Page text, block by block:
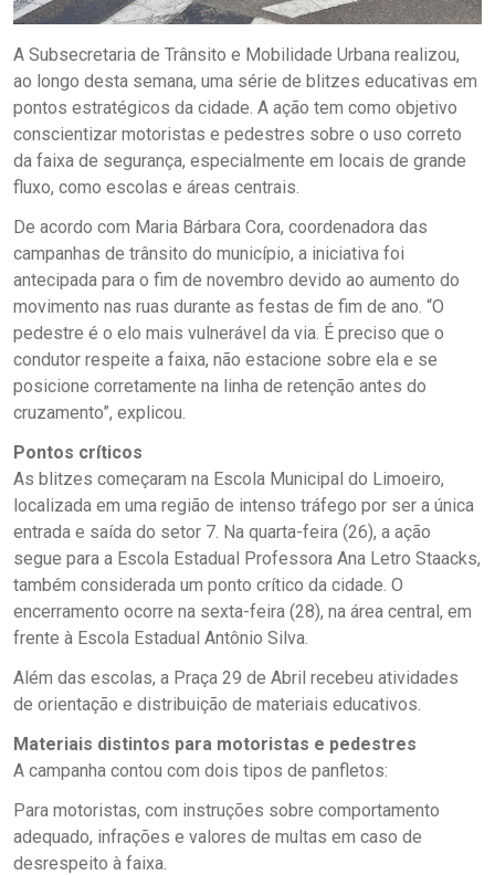
A Subsecretaria de Trânsito e Mobilidade Urbana realizou,
ao longo desta semana, uma série de blitzes educativas em
pontos estratégicos da cidade. A ação tem como objetivo
conscientizar motoristas e pedestres sobre o uso correto
da faixa de segurança, especialmente em locais de grande
fluxo, como escolas e áreas centrais.
De acordo com Maria Bárbara Cora, coordenadora das
campanhas de trânsito do município, a iniciativa foi
antecipada para o fim de novembro devido ao aumento do
movimento nas ruas durante as festas de fim de ano. “O
pedestre é o elo mais vulnerável da via. É preciso que o
condutor respeite a faixa, não estacione sobre ela e se
posicione corretamente na linha de retenção antes do
cruzamento”, explicou.
Pontos críticos
As blitzes começaram na Escola Municipal do Limoeiro,
localizada em uma região de intenso tráfego por ser a única
entrada e saída do setor 7. Na quarta-feira (26), a ação
segue para a Escola Estadual Professora Ana Letro Staacks,
também considerada um ponto crítico da cidade. O
encerramento ocorre na sexta-feira (28), na área central, em
frente à Escola Estadual Antônio Silva.
Além das escolas, a Praça 29 de Abril recebeu atividades
de orientação e distribuição de materiais educativos.
Materiais distintos para motoristas e pedestres
A campanha contou com dois tipos de panfletos:
Para motoristas, com instruções sobre comportamento
adequado, infrações e valores de multas em caso de
desrespeito à faixa.